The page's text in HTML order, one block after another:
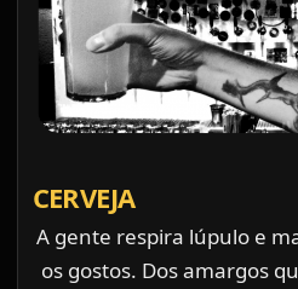
CERVEJA
A gente respira lúpulo e
os gostos. Dos amargos